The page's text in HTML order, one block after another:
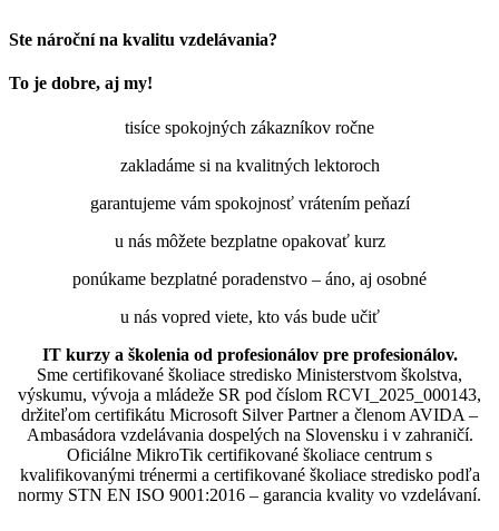
Ste nároční na kvalitu vzdelávania?
To je dobre, aj my!
tisíce spokojných zákazníkov ročne
zakladáme si na kvalitných lektoroch
garantujeme vám spokojnosť vrátením peňazí
u nás môžete bezplatne opakovať kurz
ponúkame bezplatné poradenstvo – áno, aj osobné
u nás vopred viete, kto vás bude učiť
IT kurzy a školenia od profesionálov pre profesionálov.
Sme certifikované školiace stredisko Ministerstvom školstva,
výskumu, vývoja a mládeže SR pod číslom RCVI_2025_000143,
držiteľom certifikátu Microsoft Silver Partner a členom AVIDA –
Ambasádora vzdelávania dospelých na Slovensku i v zahraničí.​​​​​​​​​​​​​​​​
Oficiálne MikroTik certifikované školiace centrum s
kvalifikovanými trénermi ​​​​​​​​​​a certifikované školiace stredisko podľa
normy STN EN ISO 9001:2016 – garancia kvality vo vzdelávaní.